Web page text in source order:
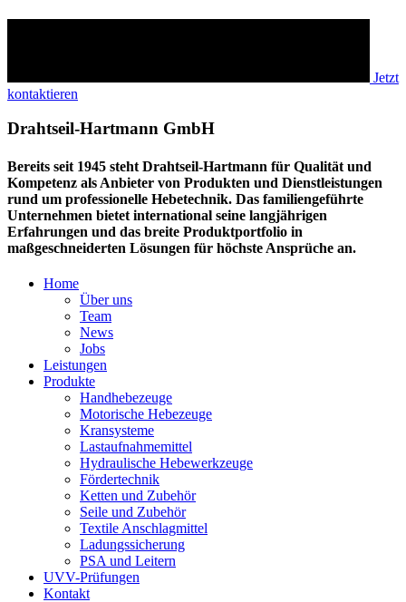
Jetzt
kontaktieren
Drahtseil-Hartmann GmbH
Bereits seit 1945 steht Drahtseil-Hartmann für Qualität und
Kompetenz als Anbieter von Produkten und Dienstleistungen
rund um professionelle Hebetechnik. Das familiengeführte
Unternehmen bietet international seine langjährigen
Erfahrungen und das breite Produktportfolio in
maßgeschneiderten Lösungen für höchste Ansprüche an.
Home
Über uns
Team
News
Jobs
Leistungen
Produkte
Handhebezeuge
Motorische Hebezeuge
Kransysteme
Lastaufnahmemittel
Hydraulische Hebewerkzeuge
Fördertechnik
Ketten und Zubehör
Seile und Zubehör
Textile Anschlagmittel
Ladungssicherung
PSA und Leitern
UVV-Prüfungen
Kontakt